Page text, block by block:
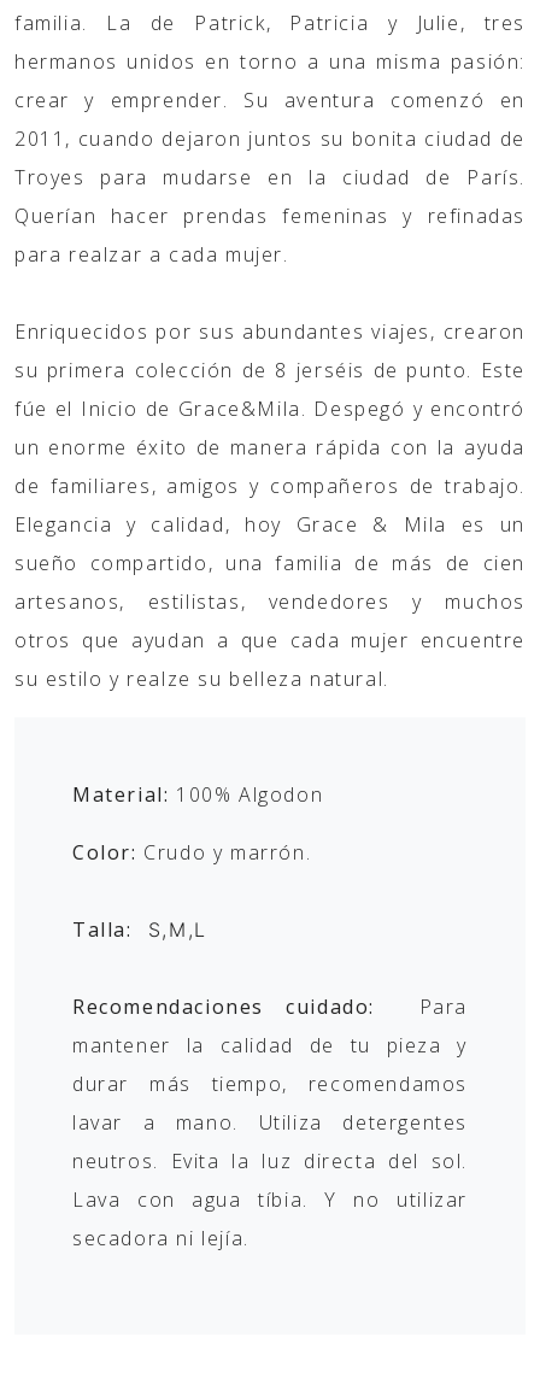
familia. La de Patrick, Patricia y Julie, tres
hermanos unidos en torno a una misma pasión:
crear y emprender. Su aventura comenzó en
2011, cuando dejaron juntos su bonita ciudad de
Troyes para mudarse en la ciudad de París.
Querían hacer prendas femeninas y refinadas
para realzar a cada mujer.
Enriquecidos por sus abundantes viajes, crearon
su primera colección de 8 jerséis de punto. Este
fúe el Inicio de Grace&Mila. Despegó y encontró
un enorme éxito de manera rápida con la ayuda
de familiares, amigos y compañeros de trabajo.
Elegancia y calidad, hoy Grace & Mila es un
sueño compartido, una familia de más de cien
artesanos, estilistas, vendedores y muchos
otros que ayudan a que cada mujer encuentre
su estilo y realze su belleza natural.
Material: 100% Algodon
Color: Crudo y marrón.
Talla: S,M,L
Recomendaciones cuidado:
Para
mantener la calidad de tu pieza y
durar más tiempo, recomendamos
lavar a mano. Utiliza detergentes
neutros. Evita la luz directa del sol.
Lava con agua tíbia. Y no utilizar
secadora ni lejía.